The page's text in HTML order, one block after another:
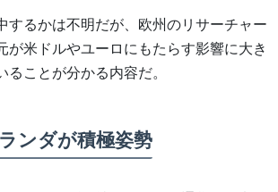
するかは不明だが、欧州のリサーチャー
が米ドルやユーロにもたらす影響に大き
ることが分かる内容だ。
ンダが積極姿勢